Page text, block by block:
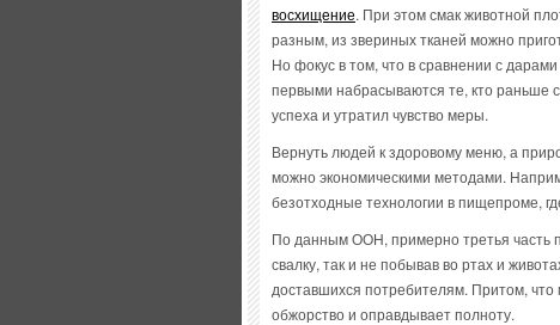
восхищение. При этом смак животной
разным, из звериных тканей можно
Но фокус в том, что в сравнении с
первыми набрасываются те, кто раньше
успеха и утратил чувство меры.
Вернуть людей к здоровому меню, а
можно экономическими методами.
безотходные технологии в пищепроме,
По данным ООН, примерно третья часть
свалку, так и не побывав во ртах и
доставшихся потребителям. Притом,
обжорство и оправдывает полноту.